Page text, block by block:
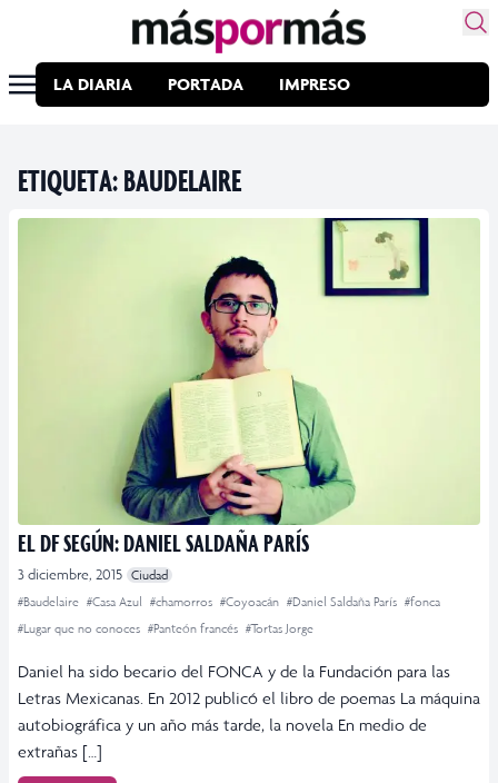
LA DIARIA PORTADA IMPRESO
ETIQUETA:BAUDELAIRE
EL DF SEGÚN: DANIEL SALDAÑA PARÍS
3 diciembre, 2015 Ciudad
#Baudelaire #Casa Azul #chamorros #Coyoacán #Daniel Saldaña París #fonca
#Lugar que no conoces #Panteón francés #Tortas Jorge
Daniel ha sido becario del FONCA y de la Fundación para las
Letras Mexicanas. En 2012 publicó el libro de poemas La máquina
autobiográfica y un año más tarde, la novela En medio de
extrañas […]